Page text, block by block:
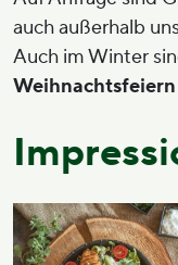
auch außerhalb
Auch im Winter
Weihnachtsfeiern